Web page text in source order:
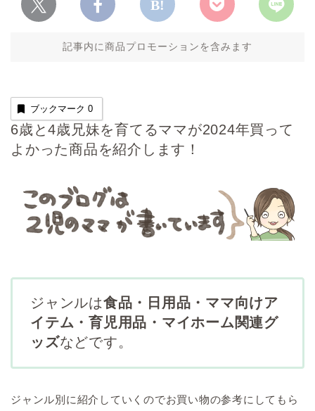
記事内に商品プロモーションを含みます
ブックマーク 0
6歳と4歳兄妹を育てるママが2024年買って
よかった商品を紹介します！
ジャンルは食品・日用品・ママ向けア
イテム・育児用品・マイホーム関連グ
ッズなどです。
ジャンル別に紹介していくのでお買い物の参考にしてもら